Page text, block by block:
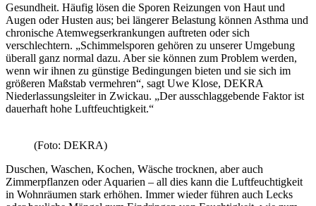
Gesundheit. Häufig lösen die Sporen Reizungen von Haut und
Augen oder Husten aus; bei längerer Belastung können Asthma und
chronische Atemwegserkrankungen auftreten oder sich
verschlechtern. „Schimmelsporen gehören zu unserer Umgebung
überall ganz normal dazu. Aber sie können zum Problem werden,
wenn wir ihnen zu günstige Bedingungen bieten und sie sich im
größeren Maßstab vermehren“, sagt Uwe Klose, DEKRA
Niederlassungsleiter in Zwickau. „Der ausschlaggebende Faktor ist
dauerhaft hohe Luftfeuchtigkeit.“
(Foto: DEKRA)
Duschen, Waschen, Kochen, Wäsche trocknen, aber auch
Zimmerpflanzen oder Aquarien – all dies kann die Luftfeuchtigkeit
in Wohnräumen stark erhöhen. Immer wieder führen auch Lecks